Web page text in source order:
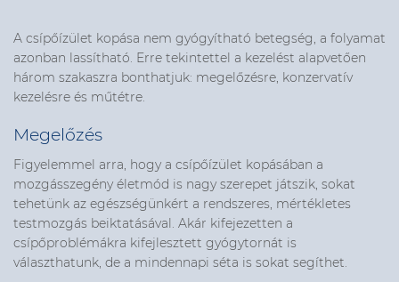
A csípőízület kopása nem gyógyítható betegség, a folyamat
azonban lassítható. Erre tekintettel a kezelést alapvetően
három szakaszra bonthatjuk: megelőzésre, konzervatív
kezelésre és műtétre.
Megelőzés
Figyelemmel arra, hogy a csípőízület kopásában a
mozgásszegény életmód is nagy szerepet játszik, sokat
tehetünk az egészségünkért a rendszeres, mértékletes
testmozgás beiktatásával. Akár kifejezetten a
csípőproblémákra kifejlesztett gyógytornát is
választhatunk, de a mindennapi séta is sokat segíthet.